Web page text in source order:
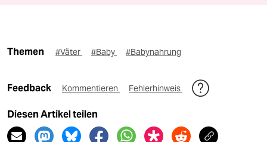
Themen #Väter #Baby #Babynahrung
Feedback Kommentieren Fehlerhinweis
Diesen Artikel teilen